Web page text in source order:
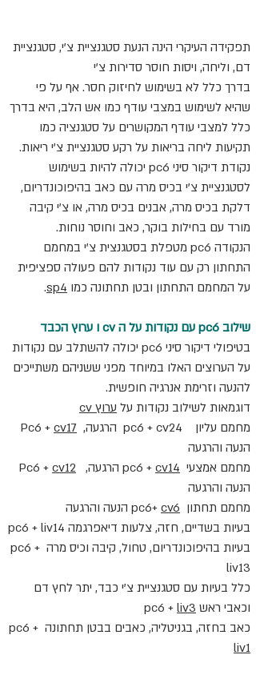
תפקידה העיקרי הינה הנעת סטגנציית צ'י, סטגנציית
דם, וליחה, ויסות חוסר סדירות צ'י
בדרך כלל לא בשימוש לחיזוק חסר. אף על פי
שהיא לשימוש במצבי עודף כמו אש הלב, היא בדרך
כלל למצבי עודף המקושרים על סטגנציה כמו
תקיעות ליחה בריאות על רקע סטגנציית צ'י ריאות.
נקודת דיקור סיני pc6 יכולה להיות בשימוש
לסטגנציית צ'י בכיס מרה עם כאב בהיפוכונדריום,
דלקת בכיס מרה, אבנים בכיס מרה, או צ'י קיבה
מורד עם בחילות בוקר, כאב וחוסר נוחות.
הנקודה pc6 מטפלת בסטגנצית צ'י במחמם
התחתון רק עם עוד נקודות להם פעולה ספציפית
על המחמם התחתון ובטן תחתונה כמו sp4
.
שילוב pc6 עם נקודות על ה cv ו ערוץ הכבד
בטיפולי דיקור סיני pc6 יכולה להשתלב עם נקודות
על הערוצים האלו במיוחד מפני ששניהם משתייכים
להנעה וזרימת אנרגיה חופשית.
דוגמאות לשילוב נקודות על ערוץ cv
מחמם עליון    pc6 + cv24  הרגעה,  Pc6 +
cv17
הנעה והרגעה
מחמם אמצעי  pc6 + cv14 הרגעה,   Pc6 + cv12
הנעה והרגעה
מחמם תחתון  pc6+ cv6
הנעה והרגעה
בעיות בשדיים, חזה, צלעות דיאפרגמה pc6 + liv14
בעיות בהיפוכונדריום, טחול, קיבה וכיס מרה pc6 +
liv13
כלל בעיות עם סטגנציית צ'י כבד, יתר לחץ דם
וכאבי ראש pc6 + liv3
כאב בחזה, בגניטליה, כאבים בבטן תחתונה pc6 +
liv1